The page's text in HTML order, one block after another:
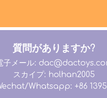
質問がありますか?
子メール:
スカイプ: holhan2005
Whatsapp: +86